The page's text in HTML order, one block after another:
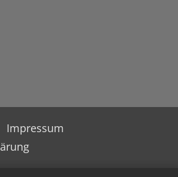
auf Instragram
Trier auf Facebook
Impressum